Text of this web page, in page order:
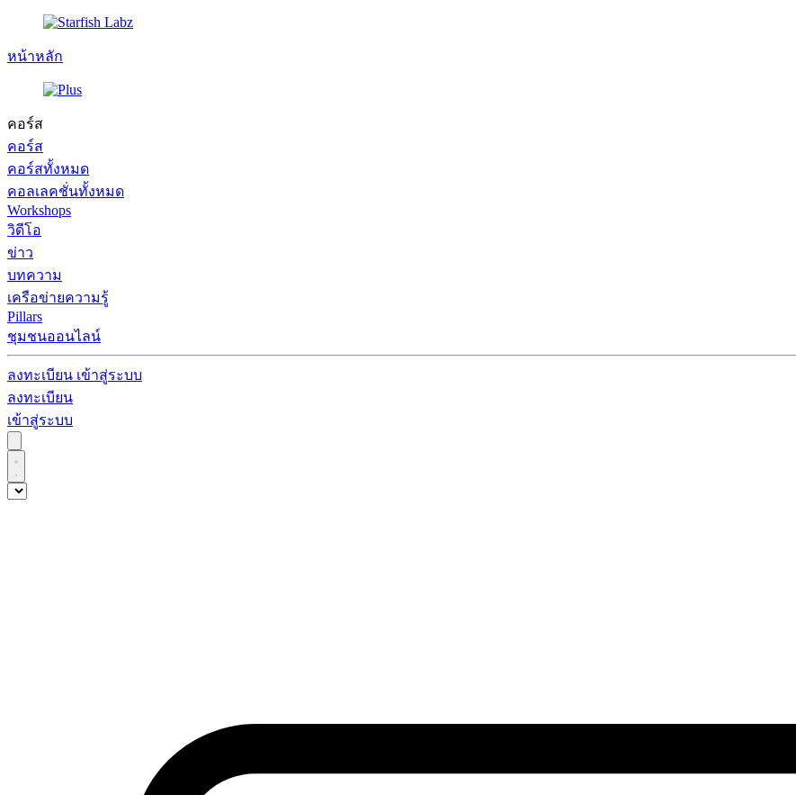
หน้าหลัก
คอร์ส
คอร์ส
คอร์สทั้งหมด
คอลเลคชั่นทั้งหมด
Workshops
วิดีโอ
ข่าว
บทความ
เครือข่ายความรู้
Pillars
ชุมชนออนไลน์
ลงทะเบียน เข้าสู่ระบบ
ลงทะเบียน
เข้าสู่ระบบ